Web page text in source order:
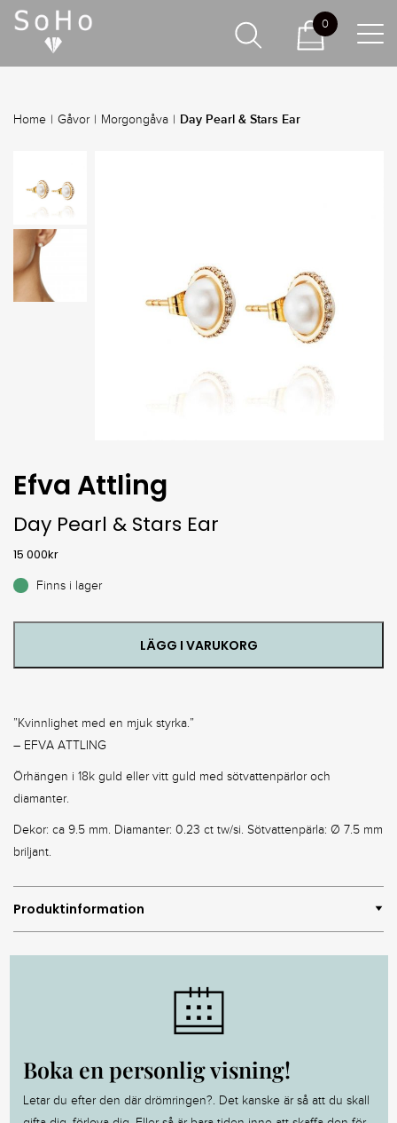
Home | Gåvor | Morgongåva | Day Pearl & Stars Ear
Efva Attling
Day Pearl & Stars Ear
15 000kr
Finns i lager
LÄGG I VARUKORG
”Kvinnlighet med en mjuk styrka.”
– EFVA ATTLING
Örhängen i 18k guld eller vitt guld med sötvattenpärlor och
diamanter.
Dekor: ca 9.5 mm. Diamanter: 0.23 ct tw/si. Sötvattenpärla: Ø 7.5 mm
briljant.
Produktinformation
Boka en personlig visning!
Letar du efter den där drömringen?. Det kanske är så att du skall
0